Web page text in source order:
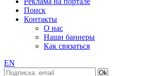
Поиск
Контакты
О нас
Наши баннеры
Как связаться
EN